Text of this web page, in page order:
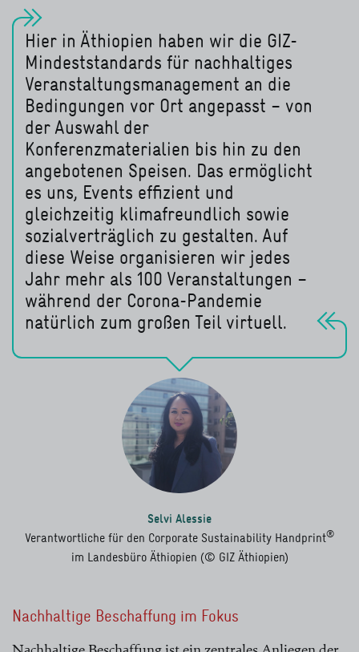
Dabei zeigte sich unter anderem, dass es wichtig ist,
frühzeitig mit Anbietern von Veranstaltungsorten,
Cateringunternehmen und anderen Partnern im
jeweiligen Land zu sprechen, damit Nachhaltigkeit
von Anfang an mitgedacht werden kann. So können
wir auch über die Grenzen der GIZ hinweg für
nachhaltiges Veranstaltungsmanagement werben.
Hier in Äthiopien haben wir die GIZ-
Mindeststandards für nachhaltiges
Veranstaltungsmanagement an die
Bedingungen vor Ort angepasst – von
der Auswahl der
Konferenzmaterialien bis hin zu den
angebotenen Speisen. Das ermöglicht
es uns, Events effizient und
gleichzeitig klimafreundlich sowie
sozialverträglich zu gestalten. Auf
diese Weise organisieren wir jedes
Jahr mehr als 100 Veranstaltungen –
während der Corona-Pandemie
natürlich zum großen Teil virtuell.
Selvi Alessie
Verantwortliche für den Corporate Sustainability Handprint®
im Landesbüro Äthiopien (© GIZ Äthiopien)
Nachhaltige Beschaffung im Fokus